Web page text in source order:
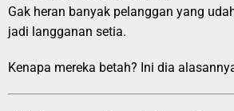
Gak heran banyak pelanggan yang
jadi langganan setia.
Kenapa mereka betah? Ini dia